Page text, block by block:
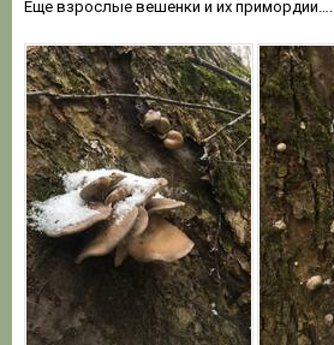
Еще взрослые вешенки и их примордии….